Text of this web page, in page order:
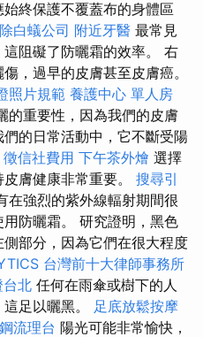
終保護不覆蓋布的身體區
白蟻公司 附近牙醫 最常見
阻礙了防曬霜的效率。 右
，過早的皮膚甚至皮膚癌。
照片規範 養護中心 單人房
的重要性，因為我們的皮膚
的日常活動中，它不斷受陽
徵信社費用 下午茶外燴 選擇
膚健康非常重要。 搜尋引
在強烈的紫外線輻射期間很
防曬霜。 研究證明，黑色
部分，因為它們在很大程度
台灣前十大律師事務所
台北 任何在雨傘或樹下的人
足以曬黑。 足底放鬆按摩
流理台 陽光可能非常愉快，